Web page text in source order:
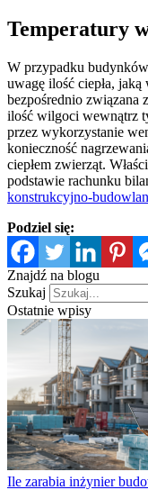
Temperatury
W przypadku
uwagę ilość ciepła,
bezpośrednio związana
ilość wilgoci wewnątrz
przez wykorzystanie
konieczność
ciepłem zwierząt.
podstawie rachunku
konstrukcyjno-
Podziel się:
Znajdź na blogu
Szukaj
Ostatnie wpisy
Ile zarabia inżynier